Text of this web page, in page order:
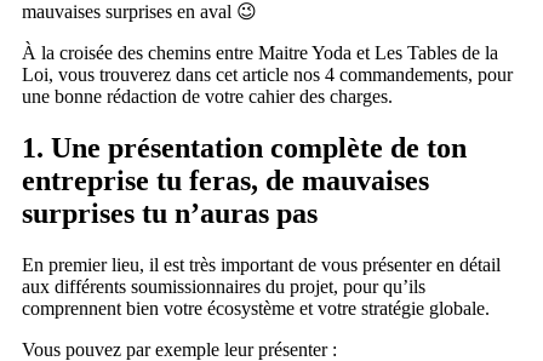
mauvaises surprises en aval 😉
À la croisée des chemins entre Maitre Yoda et Les Tables de la
Loi, vous trouverez dans cet article nos 4 commandements, pour
une bonne rédaction de votre cahier des charges.
1. Une présentation complète de ton
entreprise tu feras, de mauvaises
surprises tu n’auras pas
En premier lieu, il est très important de vous présenter en détail
aux différents soumissionnaires du projet, pour qu’ils
comprennent bien votre écosystème et votre stratégie globale.
Vous pouvez par exemple leur présenter :